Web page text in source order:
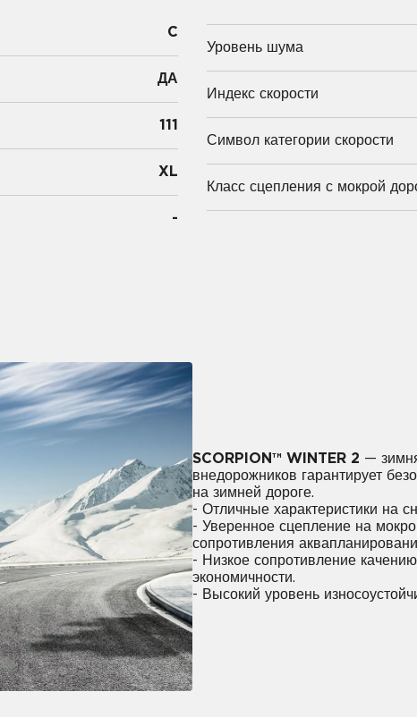
C
ДА
111
XL
-
Уровень шума
Индекс скорости
Символ категории скорости
Класс сцепления с мокрой
SCORPION™ WINTER 2 —
внедорожников гарантирует
на зимней дороге.
- Отличные характеристики на
- Уверенное сцепление на
сопротивления
- Низкое сопротивление
экономичности.
- Высокий уровень